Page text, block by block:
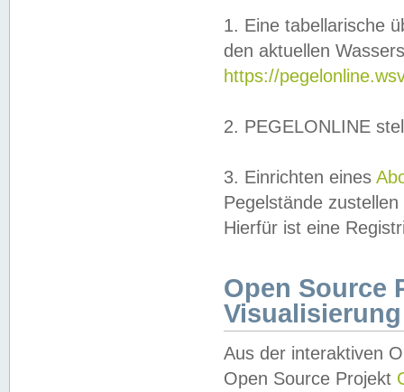
1. Eine tabellarische
den aktuellen
https://
2. PEGELONLINE
3. Einrichten eines
Pegelstände
Hierfür ist eine
Open Source
Visualisierung
Aus der interaktiven
Open Source Projekt